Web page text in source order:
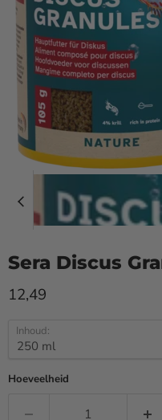
Sera Discus
Huidige prijs
12,49
Inhoud:
Hoeveelheid